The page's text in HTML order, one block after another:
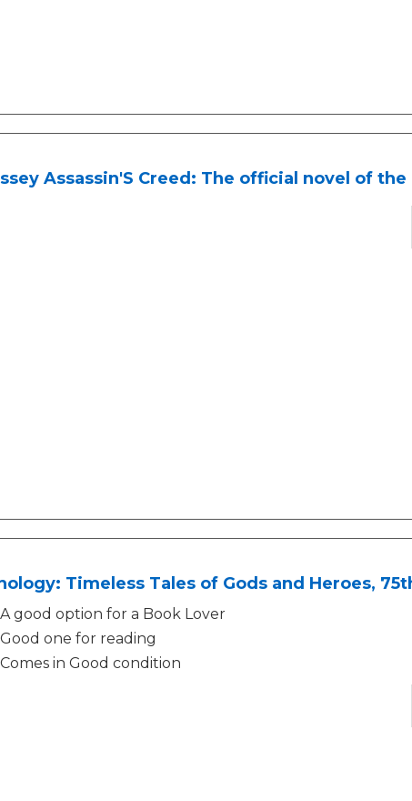
Assassin'S Creed: The official novel of
Timeless Tales of Gods and Heroes,
A good option for a Book Lover
Good one for reading
Comes in Good condition